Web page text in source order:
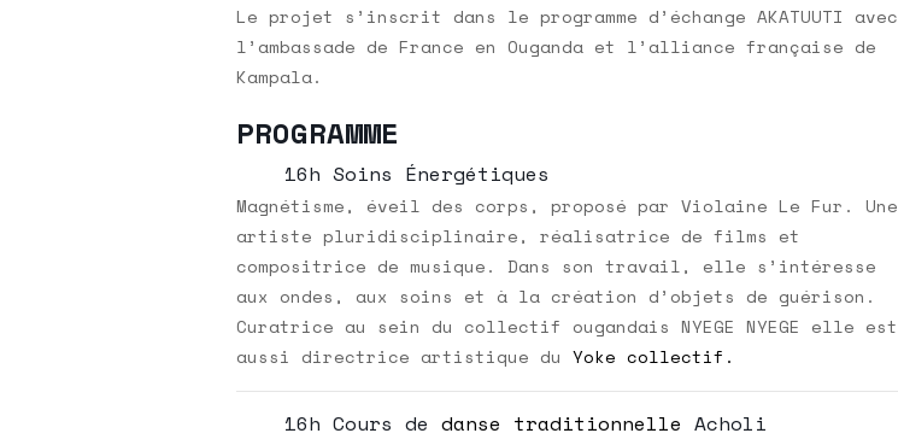
Le projet s’inscrit dans le programme d’échange AKATUUTI avec
l’ambassade de France en Ouganda et l’alliance française de
Kampala.
PROGRAMME
16h Soins Énergétiques
Magnétisme, éveil des corps, proposé par Violaine Le Fur. Une
artiste pluridisciplinaire, réalisatrice de films et
compositrice de musique. Dans son travail, elle s’intéresse
aux ondes, aux soins et à la création d’objets de guérison.
Curatrice au sein du collectif ougandais NYEGE NYEGE elle est
aussi directrice artistique du Yoke collectif.
16h Cours de danse traditionnelle Acholi